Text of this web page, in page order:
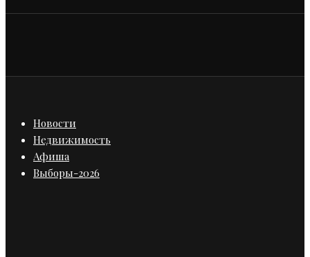
Новости
Недвижимость
Афиша
Выборы-2026